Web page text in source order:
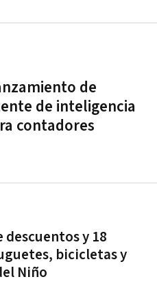
de
de inteligencia
contadores
descuentos y 18
bicicletas y
Niño